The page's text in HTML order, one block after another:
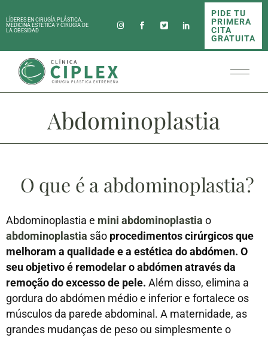
LÍDERES EN CIRUGÍA PLÁSTICA,
MEDICINA ESTÉTICA Y CIRUGÍA DE
LA OBESIDAD
PIDE TU
PRIMERA
CITA
GRATUITA
Abdominoplastia
O que é a abdominoplastia?
Abdominoplastia e mini abdominoplastia o
abdominoplastia são procedimentos cirúrgicos que
melhoram a qualidade e a estética do abdómen. O
seu objetivo é remodelar o abdómen através da
remoção do excesso de pele. Além disso, elimina a
gordura do abdómen médio e inferior e fortalece os
músculos da parede abdominal. A maternidade, as
grandes mudanças de peso ou simplesmente o